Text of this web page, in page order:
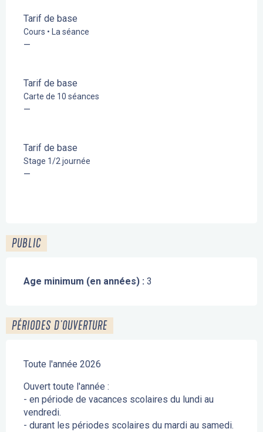
Tarif de base
Cours • La séance
—
Tarif de base
Carte de 10 séances
—
Tarif de base
Stage 1/2 journée
—
PUBLIC
Age minimum (en années) : 3
PÉRIODES D'OUVERTURE
Toute l'année 2026
Ouvert toute l'année :
- en période de vacances scolaires du lundi au
vendredi.
- durant les périodes scolaires du mardi au samedi.